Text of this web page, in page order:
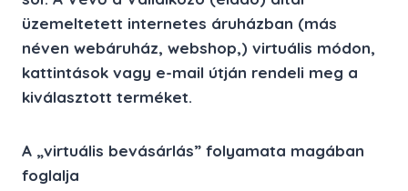
üzemeltetett internetes áruházban (más
néven webáruház, webshop,) virtuális módon,
kattintások vagy e-mail útján rendeli meg a
kiválasztott terméket.
A „virtuális bevásárlás” folyamata magában
foglalja